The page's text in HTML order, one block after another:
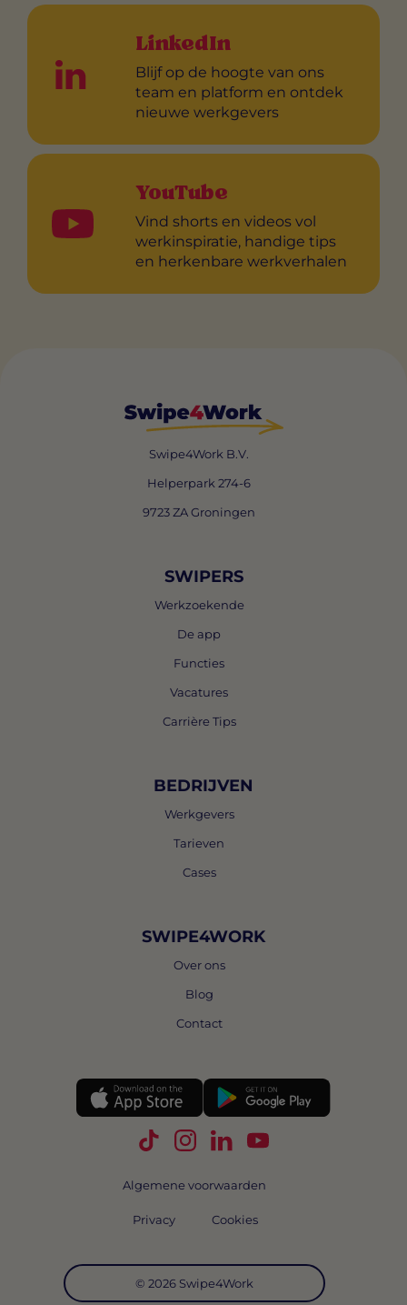
LinkedIn
Blijf op de hoogte van ons
team en platform en ontdek
nieuwe werkgevers
YouTube
Vind shorts en videos vol
werkinspiratie, handige tips
en herkenbare werkverhalen
Swipe4Work B.V.
Helperpark 274-6
9723 ZA Groningen
SWIPERS
Werkzoekende
De app
Functies
Vacatures
Carrière Tips
BEDRIJVEN
Werkgevers
Tarieven
Cases
SWIPE4WORK
Over ons
Blog
Contact
Volg Swipe4Work op TikTok
Volg Swipe4Work op
Volg Swipe4Work op
Volg Swipe4Work
© 2026 Swipe4Work
Algemene voorwaarden
Privacy Cookies